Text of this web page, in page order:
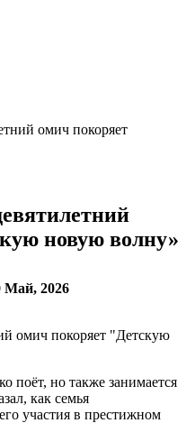
омич покоряет
новую волну»
Май, 2026
поёт, но также занимается
как семья
участия в престижном